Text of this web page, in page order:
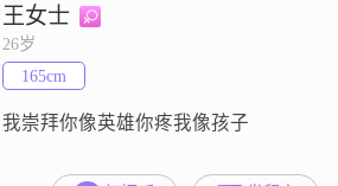
平时说话挺有意思的##3002##性格
上自信果断，遇到事情能拿定主意
##3002##平时心态乐观积极，觉得
日子得往前看##3002##
王女士
26岁
165cm
我崇拜你像英雄你疼我像孩子